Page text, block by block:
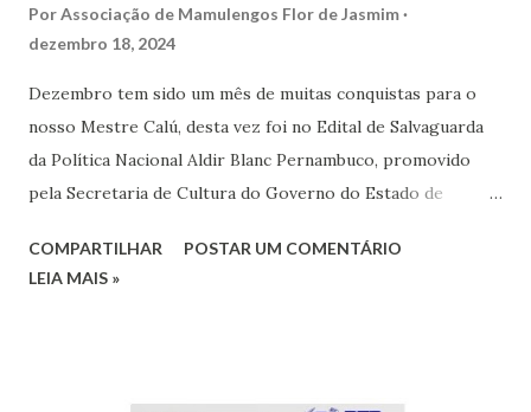
PorAssociação de Mamulengos Flor de Jasmim
dezembro 18, 2024
Dezembro tem sido um mês de muitas conquistas para o
nosso Mestre Calú, desta vez foi no Edital de Salvaguarda
da Política Nacional Aldir Blanc Pernambuco, promovido
pela Secretaria de Cultura do Governo do Estado de
dezembro de 2024. Calú concorreu na Categoria Mestres e
COMPARTILHAR
POSTAR UM COMENTÁRIO
LEIA MAIS »